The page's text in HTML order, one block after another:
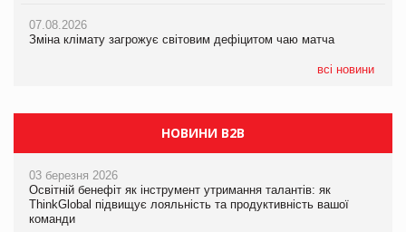
07.08.2026
Зміна клімату загрожує світовим дефіцитом чаю матча
всі новини
EVA.UA запустила кампанію «Хто б знав» про асортимент,
Kraft Heinz скоротила збиток у першому півріччі
НОВИНИ B2B
03 березня 2026
Освітній бенефіт як інструмент утримання талантів: як
ThinkGlobal підвищує лояльність та продуктивність вашої
команди